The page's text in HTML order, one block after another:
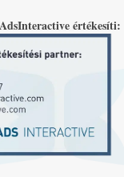
értékesíti: